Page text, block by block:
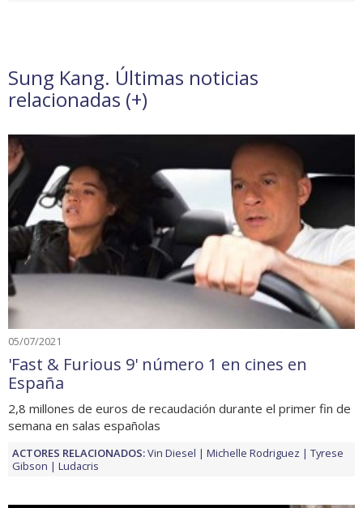
Sung Kang. Últimas noticias
relacionadas (+)
05/07/2021
'Fast & Furious 9' número 1 en cines en
España
2,8 millones de euros de recaudación durante el primer fin de
semana en salas españolas
ACTORES RELACIONADOS:Vin Diesel Michelle Rodriguez
Tyrese
Gibson
Ludacris